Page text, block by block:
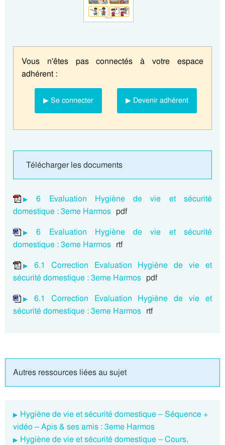
Vous n'êtes pas connectés à votre espace
adhérent :
▶ Se connecter ▶ Devenir adhérent
Télécharger les documents
6 Evaluation Hygiène de vie et sécurité
domestique : 3eme Harmos pdf
6 Evaluation Hygiène de vie et sécurité
domestique : 3eme Harmos rtf
6.1 Correction Evaluation Hygiène de vie et
sécurité domestique : 3eme Harmos pdf
6.1 Correction Evaluation Hygiène de vie et
sécurité domestique : 3eme Harmos rtf
Autres ressources liées au sujet
Hygiène de vie et sécurité domestique – Séquence +
vidéo – Apis & ses amis : 3eme Harmos
Hygiène de vie et sécurité domestique – Cours,